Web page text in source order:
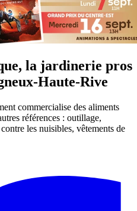
la jardinerie pros
Haute-Rive
commercialise des aliments
références : outillage,
les nuisibles, vêtements de